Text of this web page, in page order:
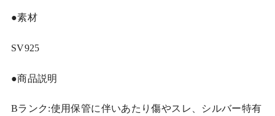
●素材
SV925
●商品説明
Bランク:使用保管に伴いあたり傷やスレ、シルバー特有